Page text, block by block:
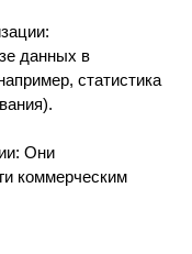
данных в
статистика
Они
коммерческим